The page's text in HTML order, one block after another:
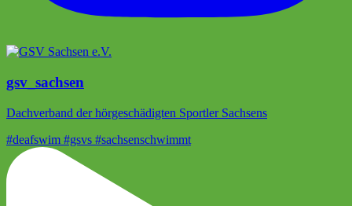
gsv_sachsen
Dachverband der hörgeschädigten Sportler Sachsens
#deafswim #gsvs #sachsenschwimmt